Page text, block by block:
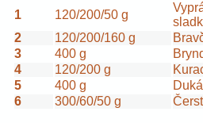
1
120/200/50 g
2
120/200/160 g
3
400 g
4
120/200 g
5
400 g
6
300/60/50 g